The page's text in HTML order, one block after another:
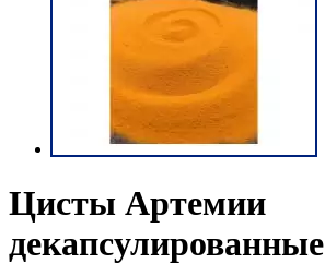
Цисты Артемии
декапсулированные